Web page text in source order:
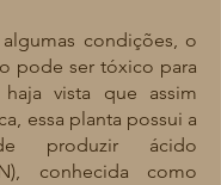
condições, o
pode ser tóxico para
vista que assim
essa planta possui a
produzir ácido
conhecida como